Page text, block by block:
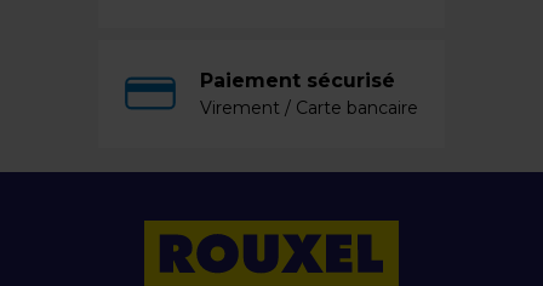
Paiement sécurisé
Virement / Carte bancaire